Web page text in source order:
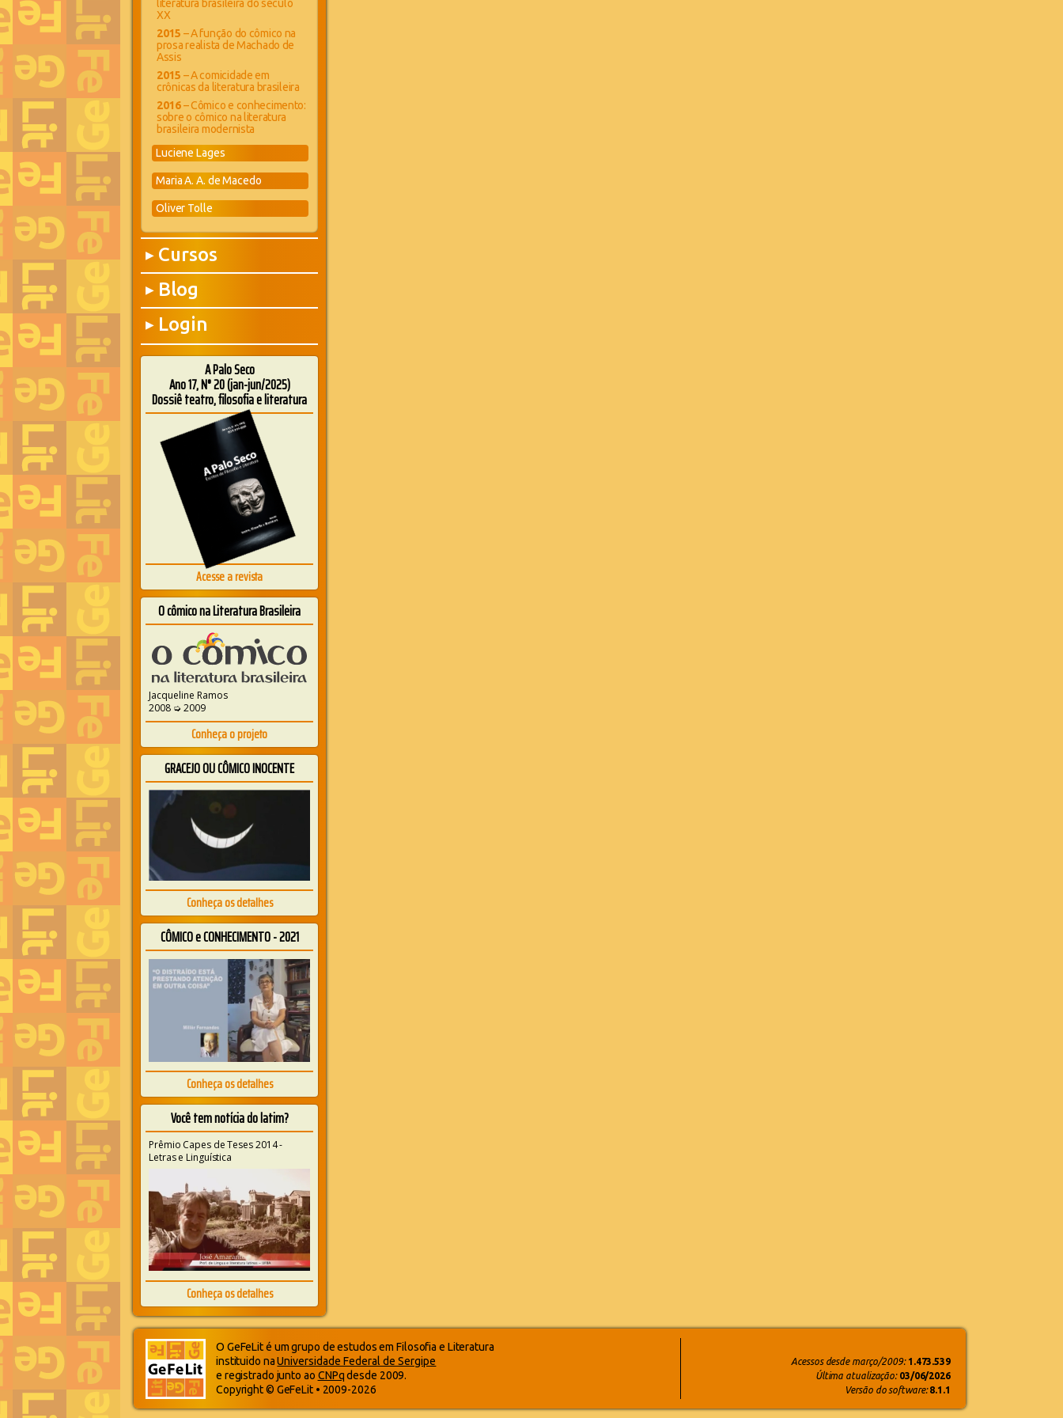
literatura brasileira do século
XX
2015 – A função do cômico na
prosa realista de Machado de
Assis
2015 – A comicidade em
crônicas da literatura brasileira
2016– Cômico e conhecimento:
sobre o cômico na literatura
brasileira modernista
Luciene Lages
Maria A. A. de Macedo
Oliver Tolle
▶ Cursos
▶ Blog
▶ Login
A Palo Seco
Ano 17, N° 20 (jan-jun/2025)
Dossiê teatro, filosofia e literatura
Acesse a revista
O cômico na Literatura Brasileira
Jacqueline Ramos
2008 ➭ 2009
Conheça o projeto
GRACEJO OU CÔMICO INOCENTE
Conheça os detalhes
CÔMICO e CONHECIMENTO - 2021
Conheça os detalhes
Você tem notícia do latim?
Prêmio Capes de Teses 2014 -
Letras e Linguística
Conheça os detalhes
O GeFeLit é um grupo de estudos em Filosofia e Literatura
instituido naUniversidade Federal de Sergipe
e registrado junto ao CNPqdesde 2009.
Copyright © GeFeLit • 2009-2026
Acessos desde março/2009: 1.473.539
Última atualização: 03/06/2026
Versão do software: 8.1.1